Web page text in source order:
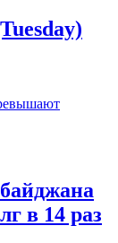
в 14 раз